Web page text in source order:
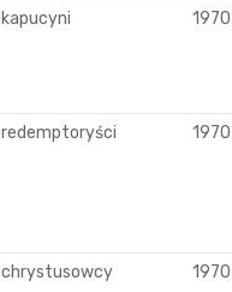
kapucyni 1970
redemptoryści 1970
chrystusowcy 1970